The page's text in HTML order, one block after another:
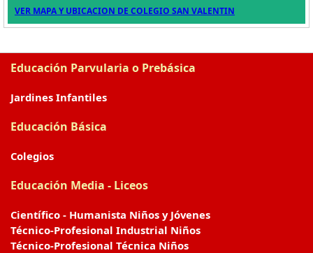
VER MAPA Y UBICACION DE COLEGIO SAN VALENTIN
Educación Parvularia o Prebásica
Jardines Infantiles
Educación Básica
Colegios
Educación Media - Liceos
Científico - Humanista Niños y Jóvenes
Técnico-Profesional Industrial Niños
Técnico-Profesional Técnica Niños